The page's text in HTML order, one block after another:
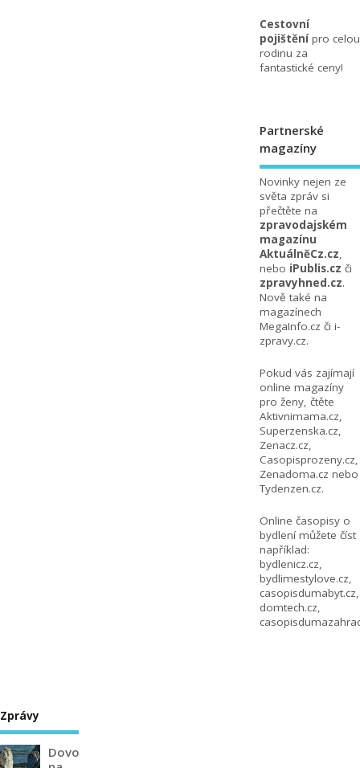
Cestovní
pojištěnípro celou
rodinu za
fantastické ceny!
Partnerské
magazíny
Novinky nejen ze
světa zpráv si
přečtěte na
zpravodajském
magazínu
AktuálněCz.cz,
nebo iPublis.cz či
zpravyhned.cz.
Nově také na
magazínech
MegaInfo.cz či i-
zpravy.cz.
Pokud vás zajímají
online magazíny
pro ženy, čtěte
Aktivnimama.cz,
Superzenska.cz,
Zenacz.cz,
Casopisprozeny.cz,
Zenadoma.cz nebo
Tydenzen.cz.
Online časopisy o
bydlení můžete číst
například:
bydlenicz.cz,
bydlimestylove.cz,
casopisdumabyt.cz,
domtech.cz,
Zprávy
Dovolená